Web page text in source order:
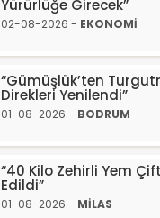
Yürürlüğe Girecek”
02-08-2026 - EKONOMİ
“Gümüşlük’ten
Direkleri Yenilendi”
01-08-2026 - BODRUM
“40 Kilo Zehirli Yem
Edildi”
01-08-2026 - MİLAS